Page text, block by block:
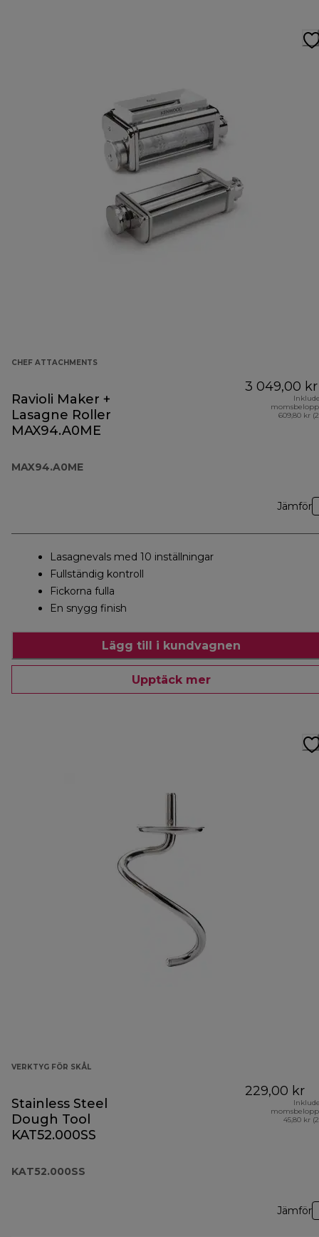
CHEF ATTACHMENTS
Ravioli Maker +
Lasagne Roller
MAX94.A0ME
MAX94.A0ME
3 049,00 kr
609,80 kr
Jämför
Lasagnevals med 10 inställningar
Fullständig kontroll
Fickorna fulla
En snygg finish
Lägg till i kundvagnen
Upptäck mer
VERKTYG FÖR SKÅL
Stainless Steel
Dough Tool
KAT52.000SS
KAT52.000SS
229,00 kr
45,80 kr
Jämför